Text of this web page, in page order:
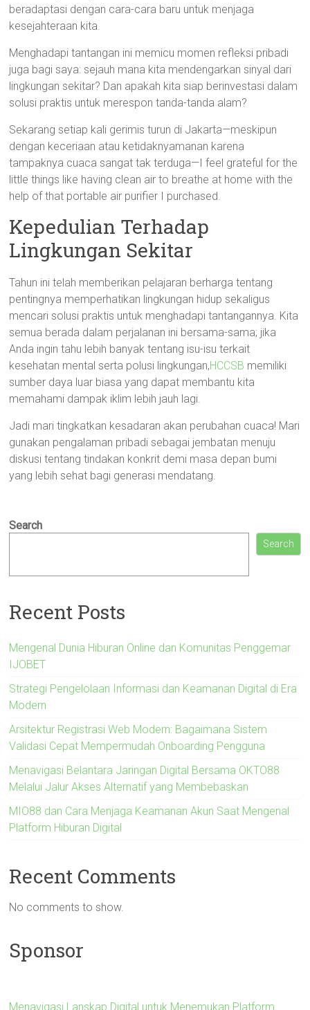
beradaptasi dengan cara-cara baru untuk menjaga
kesejahteraan kita.
Menghadapi tantangan ini memicu momen refleksi pribadi
juga bagi saya: sejauh mana kita mendengarkan sinyal dari
lingkungan sekitar? Dan apakah kita siap berinvestasi dalam
solusi praktis untuk merespon tanda-tanda alam?
Sekarang setiap kali gerimis turun di Jakarta—meskipun
dengan keceriaan atau ketidaknyamanan karena
tampaknya cuaca sangat tak terduga—I feel grateful for the
little things like having clean air to breathe at home with the
help of that portable air purifier I purchased.
Kepedulian Terhadap
Lingkungan Sekitar
Tahun ini telah memberikan pelajaran berharga tentang
pentingnya memperhatikan lingkungan hidup sekaligus
mencari solusi praktis untuk menghadapi tantangannya. Kita
semua berada dalam perjalanan ini bersama-sama; jika
Anda ingin tahu lebih banyak tentang isu-isu terkait
kesehatan mental serta polusi lingkungan,HCCSB memiliki
sumber daya luar biasa yang dapat membantu kita
memahami dampak iklim lebih jauh lagi.
Jadi mari tingkatkan kesadaran akan perubahan cuaca! Mari
gunakan pengalaman pribadi sebagai jembatan menuju
diskusi tentang tindakan konkrit demi masa depan bumi
yang lebih sehat bagi generasi mendatang.
Search
Search
Recent Posts
Mengenal Dunia Hiburan Online dan Komunitas Penggemar
IJOBET
Strategi Pengelolaan Informasi dan Keamanan Digital di Era
Modern
Arsitektur Registrasi Web Modern: Bagaimana Sistem
Validasi Cepat Mempermudah Onboarding Pengguna
Menavigasi Belantara Jaringan Digital Bersama OKTO88
Melalui Jalur Akses Alternatif yang Membebaskan
MIO88 dan Cara Menjaga Keamanan Akun Saat Mengenal
Platform Hiburan Digital
Recent Comments
No comments to show.
Sponsor
Menavigasi Lanskap Digital untuk Menemukan Platform